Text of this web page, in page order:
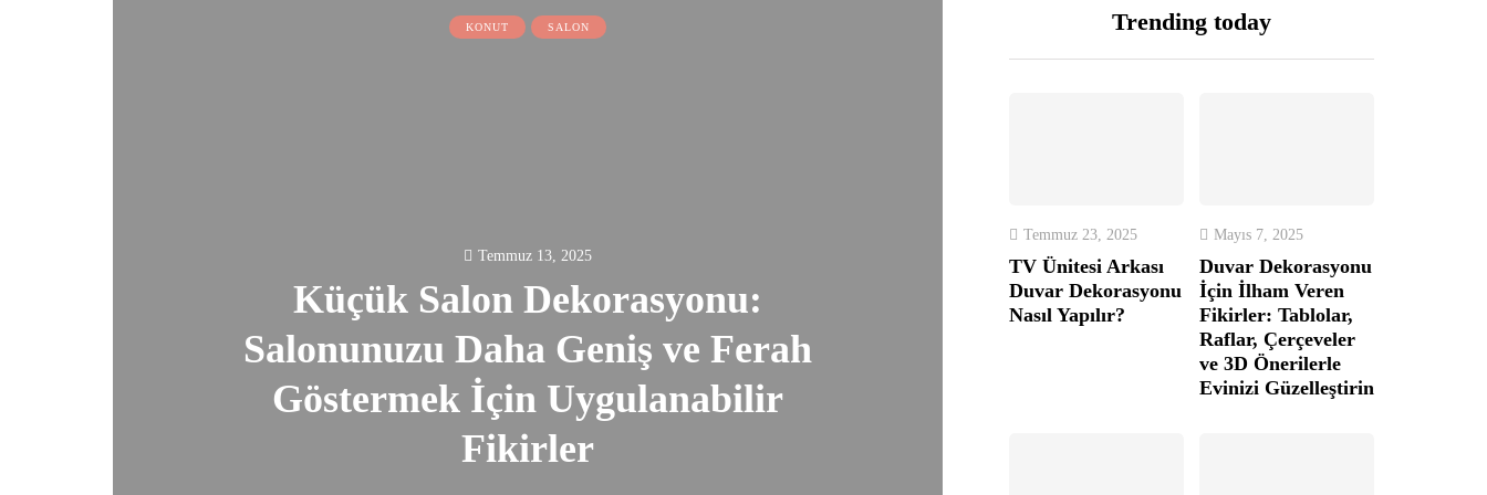
KONUT SALON
Temmuz 13, 2025
Küçük Salon Dekorasyonu:
Salonunuzu Daha Geniş ve Ferah
Göstermek İçin Uygulanabilir
Fikirler
Trending today
Temmuz 23, 2025
TV Ünitesi Arkası
Duvar Dekorasyonu
Nasıl Yapılır?
Mayıs 7, 2025
Duvar Dekorasyonu
İçin İlham Veren
Fikirler: Tablolar,
Raflar, Çerçeveler
ve 3D Önerilerle
Evinizi Güzelleştirin